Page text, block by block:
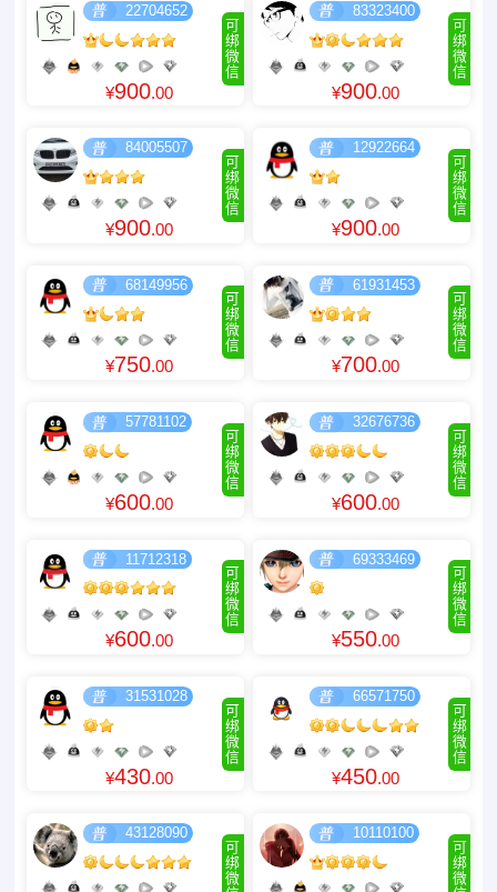
可
绑
微
信
22704652
¥900.00
可
绑
微
信
83323400
¥900.00
可
绑
微
信
84005507
¥900.00
可
绑
微
信
12922664
¥900.00
可
绑
微
信
68149956
¥750.00
可
绑
微
信
61931453
¥700.00
可
绑
微
信
57781102
¥600.00
可
绑
微
信
32676736
¥600.00
可
绑
微
信
11712318
¥600.00
可
绑
微
信
69333469
¥550.00
可
绑
微
信
31531028
¥430.00
可
绑
微
信
66571750
¥450.00
可
绑
微
43128090
可
绑
微
10110100